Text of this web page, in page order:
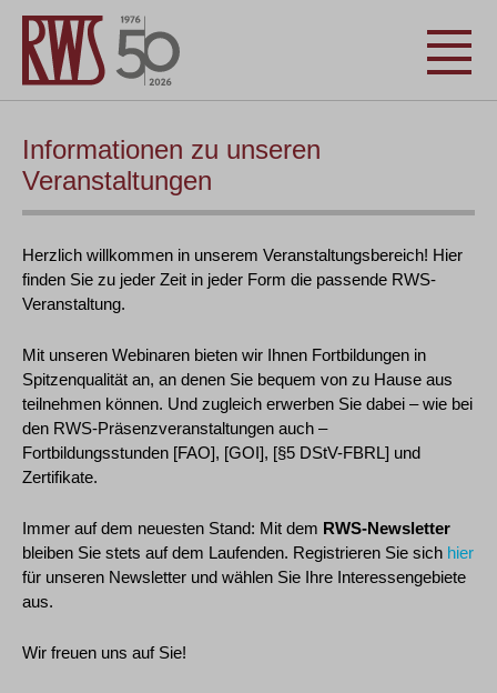
Informationen zu unseren
Veranstaltungen
Herzlich willkommen in unserem Veranstaltungsbereich! Hier
finden Sie zu jeder Zeit in jeder Form die passende RWS-
Veranstaltung.
Mit unseren Webinaren bieten wir Ihnen Fortbildungen in
Spitzenqualität an, an denen Sie bequem von zu Hause aus
teilnehmen können. Und zugleich erwerben Sie dabei – wie bei
den RWS-Präsenzveranstaltungen auch –
Fortbildungsstunden [FAO], [GOI], [§5 DStV-FBRL] und
Zertifikate.
Immer auf dem neuesten Stand: Mit dem RWS-Newsletter
bleiben Sie stets auf dem Laufenden. Registrieren Sie sich hier
für unseren Newsletter und wählen Sie Ihre Interessengebiete
aus.
Wir freuen uns auf Sie!